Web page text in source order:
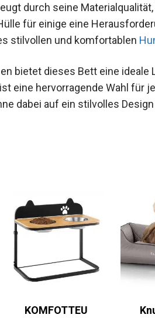
durch seine
für einige eine
stilvollen und komfortablen
bietet dieses Bett eine ideale
eine hervorragende Wahl für
dabei auf ein stilvolles
KOMFOTTEU